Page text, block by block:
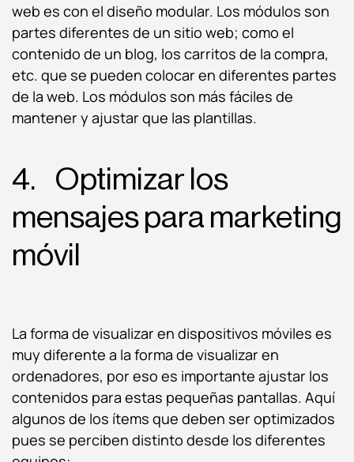
web es con el diseño modular. Los módulos son
partes diferentes de un sitio web; como el
contenido de un blog, los carritos de la compra,
etc. que se pueden colocar en diferentes partes
de la web. Los módulos son más fáciles de
mantener y ajustar que las plantillas.
4. Optimizar los
mensajes para marketing
móvil
La forma de visualizar en dispositivos móviles es
muy diferente a la forma de visualizar en
ordenadores, por eso es importante ajustar los
contenidos para estas pequeñas pantallas. Aquí
algunos de los ítems que deben ser optimizados
pues se perciben distinto desde los diferentes